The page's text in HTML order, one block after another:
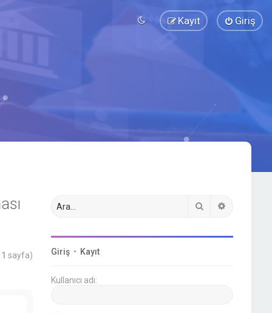
Giriş
Kayıt
1 sayfa)
Ara
Giriş • Kayıt
Kullanıcı adı: